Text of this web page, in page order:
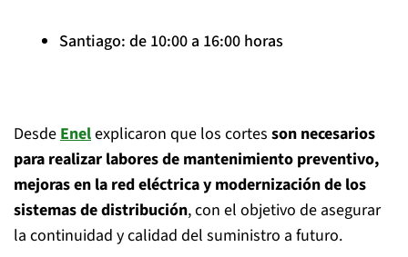
Santiago: de 10:00 a 16:00 horas
DesdeEnelexplicaron que los cortes son necesarios
para realizar labores de mantenimiento preventivo,
mejoras en la red eléctrica y modernización de los
sistemas de distribución, con el objetivo de asegurar
la continuidad y calidad del suministro a futuro.